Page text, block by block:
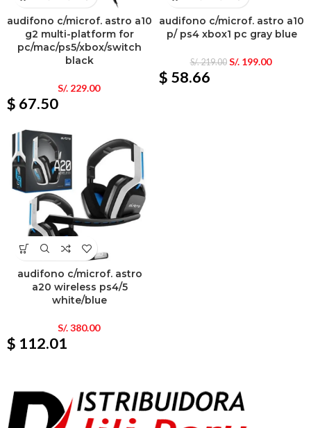
audifono c/microf. astro a10
g2 multi-platform for
pc/mac/ps5/xbox/switch
black
S/.229.00
$ 67.50
audifono c/microf. astro a10
p/ ps4 xbox1 pc gray blue
S/.219.00 S/.199.00
$ 58.66
audifono c/microf. astro
a20 wireless ps4/5
white/blue
S/.380.00
$ 112.01